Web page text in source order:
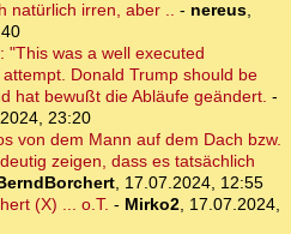
natürlich irren, aber .. - nereus,
"This was a well executed
Donald Trump should be
hat bewußt die Abläufe geändert. -
23:20
von dem Mann auf dem Dach bzw.
zeigen, dass es tatsächlich
, 17.07.2024, 12:55
(X) ... o.T. - Mirko2, 17.07.2024,